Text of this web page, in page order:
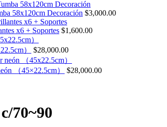
58x120cm Decoración $3,000.00
x6 + Soportes $1,600.00
） $28,000.00
（45×22.5cm） $28,000.00
70~90